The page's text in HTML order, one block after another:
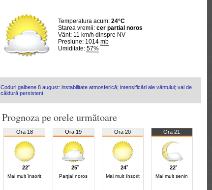
Temperatura acum: 24°C
Starea vremii: cer partial noros
Vânt: 11 km/h dinspre NV
Presiune: 1014 mb
Umiditate: 57%
Coduri galbene 8 august: instabilitate atmosferică; intensificări ale vântului; val de
căldură persistent
Prognoza pe orele următoare
Ora 18
22˚
Mai mult însorit
Ora 19
25˚
Parțial noros
Ora 20
24˚
Mai mult însorit
Ora 21
22˚
Mai mult senin